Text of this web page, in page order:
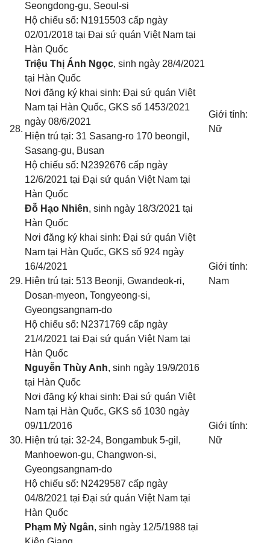
Seongdong-gu, Seoul-si
Hộ chiếu số: N1915503 cấp ngày
02/01/2018 tại Đại sứ quán Việt Nam tại
Hàn Quốc
28.
Triệu Thị Ánh Ngọc, sinh ngày 28/4/2021
tại Hàn Quốc
Nơi đăng ký khai sinh: Đại sứ quán Việt
Nam tại Hàn Quốc, GKS số 1453/2021
ngày 08/6/2021
Hiện trú tại: 31 Sasang-ro 170 beongil,
Sasang-gu, Busan
Hộ chiếu số: N2392676 cấp ngày
12/6/2021 tại Đại sứ quán Việt Nam tại
Hàn Quốc
Giới tính:
Nữ
29.
Đỗ Hạo Nhiên, sinh ngày 18/3/2021 tại
Hàn Quốc
Nơi đăng ký khai sinh: Đại sứ quán Việt
Nam tại Hàn Quốc, GKS số 924 ngày
16/4/2021
Hiện trú tại: 513 Beonji, Gwandeok-ri,
Dosan-myeon, Tongyeong-si,
Gyeongsangnam-do
Hộ chiếu số: N2371769 cấp ngày
21/4/2021 tại Đại sứ quán Việt Nam tại
Hàn Quốc
Giới tính:
Nam
30.
Nguyễn Thùy Anh, sinh ngày 19/9/2016
tại Hàn Quốc
Nơi đăng ký khai sinh: Đại sứ quán Việt
Nam tại Hàn Quốc, GKS số 1030 ngày
09/11/2016
Hiện trú tại: 32-24, Bongambuk 5-gil,
Manhoewon-gu, Changwon-si,
Gyeongsangnam-do
Hộ chiếu số: N2429587 cấp ngày
04/8/2021 tại Đại sứ quán Việt Nam tại
Hàn Quốc
Giới tính:
Nữ
Phạm Mỷ Ngân, sinh ngày 12/5/1988 tại